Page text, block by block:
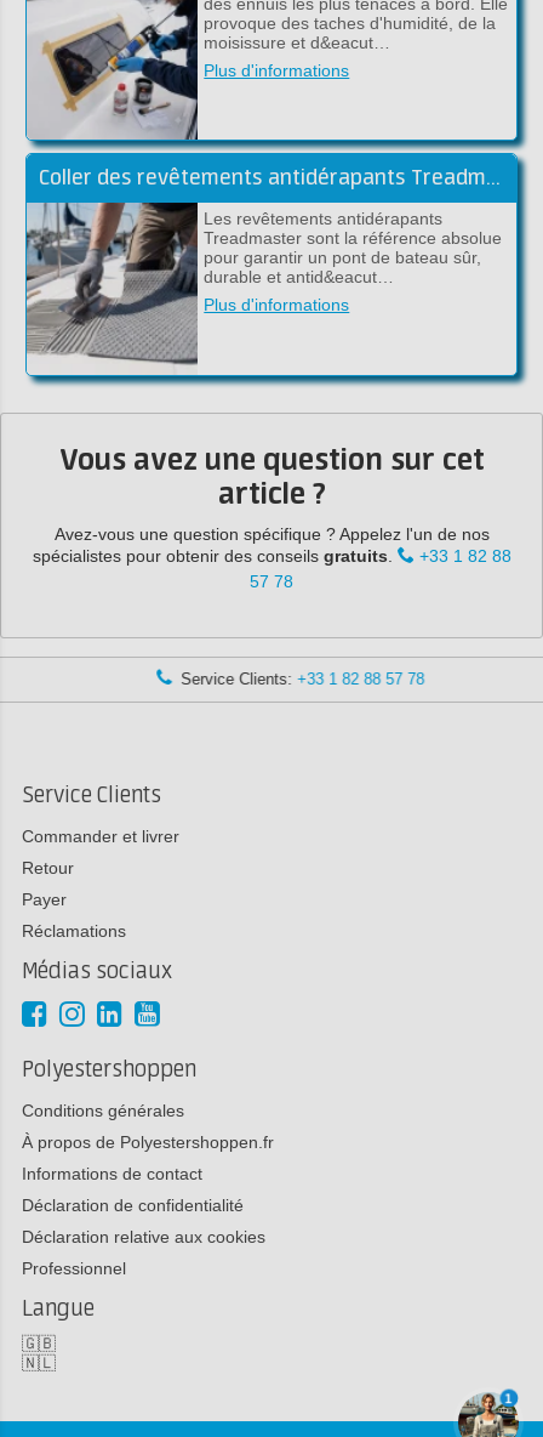
provoque des taches d'humidité, de la
moisissure et d&eacut…
Plus d'informations
Coller des revêtements antidérapants Treadmaster avec de la colle époxy (guide pratique)
Les revêtements antidérapants
Treadmaster sont la référence absolue
pour garantir un pont de bateau sûr,
durable et antid&eacut…
Plus d'informations
Vous avez une question sur cet
article ?
Avez-vous une question spécifique ? Appelez l'un de nos
spécialistes pour obtenir des conseils gratuits
+33 1 82 88
57 78
Service Clients:+33 1 82 88 57 78
Service Clients
Commander et livrer
Retour
Payer
Réclamations
Médias sociaux
Polyestershoppen
Conditions générales
À propos de Polyestershoppen.fr
Informations de contact
Déclaration de confidentialité
Déclaration relative aux cookies
Professionnel
Langue
🇬🇧
🇳🇱
1